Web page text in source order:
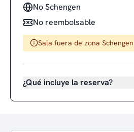
No Schengen
No reembolsable
Sala fuera de zona Schengen
¿Qué incluye la reserva?